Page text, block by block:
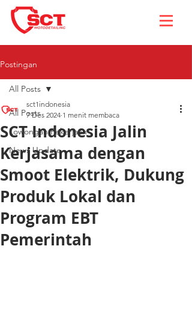
Postingan
All Posts
Lowongan Pekerjaan
News Update
All Posts
SCT Indonesia Jalin
Kerjasama dengan
Smoot Elektrik, Dukung
Produk Lokal dan
Program EBT
Pemerintah
sct1indonesia
7 Des 2024 1 menit membaca